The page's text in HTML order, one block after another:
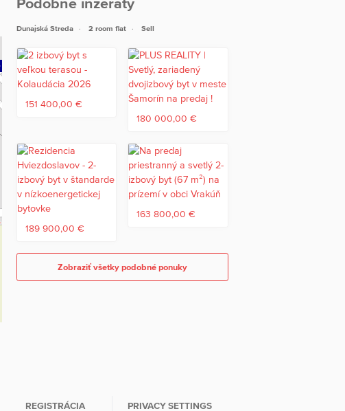
Dunajská Streda 2 room flat Sell
151 400,00 €
180 000,00 €
189 900,00 €
163 800,00 €
Zobraziť všetky podobné ponuky
REGISTRÁCIA PRIVACY SETTINGS